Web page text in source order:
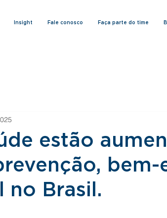
Insight Fale conosco Faça parte do time
estão
bem-
no Brasil.